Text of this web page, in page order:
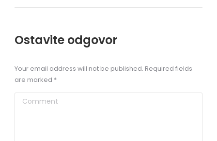
Ostavite odgovor
Your email address will not be published. Required fields
are marked *
Comment